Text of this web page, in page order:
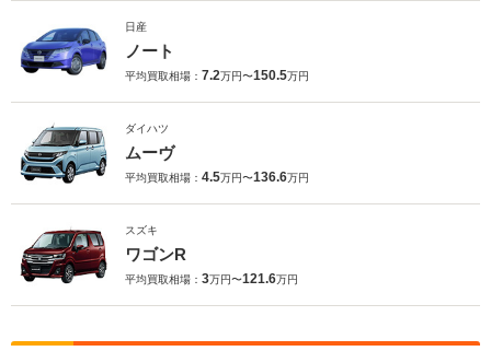
日産
ノート
平均買取相場： 7.2万円〜150.5万円
ダイハツ
ムーヴ
平均買取相場： 4.5万円〜136.6万円
スズキ
ワゴンR
平均買取相場： 3万円〜121.6万円